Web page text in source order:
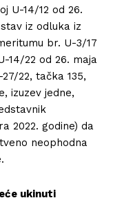
U-14/12 od 26.
iz odluka iz
br. U-3/17
14/22 od 26. maja
22, tačka 135,
izuzev jedne,
2022. godine) da
neophodna
ukinuti